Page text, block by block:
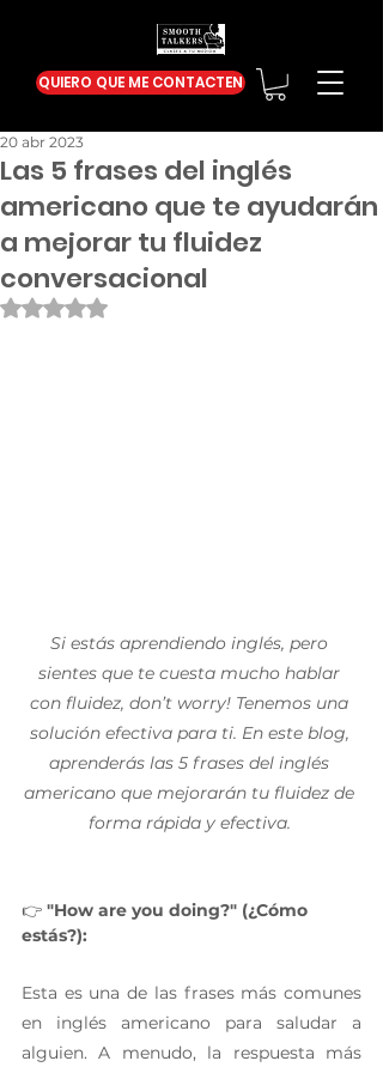
QUIERO QUE ME CONTACTEN
Las 5 frases del inglés
americano que te ayudarán
a mejorar tu fluidez
conversacional
20 abr 2023
Obtuvo NaN de 5 estrellas.
Si estás aprendiendo inglés, pero
sientes que te cuesta mucho hablar
con fluidez, don’t worry! Tenemos una
solución efectiva para ti. En este blog,
aprenderás las 5 frases del inglés
americano que mejorarán tu fluidez de
forma rápida y efectiva.
👉 "How are you doing?" (¿Cómo
estás?):
Esta es una de las frases más comunes
en inglés americano para saludar a
alguien. A menudo, la respuesta más